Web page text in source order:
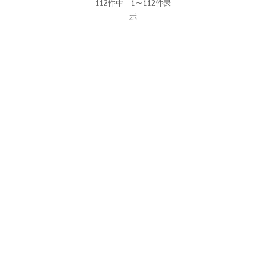
112件中 1～112件表
示